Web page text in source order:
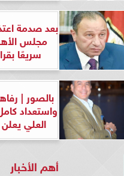
بعد صدمة
مجلس
سريعًا
بالصور |
واستعداد
العلي
أهم الأخبار